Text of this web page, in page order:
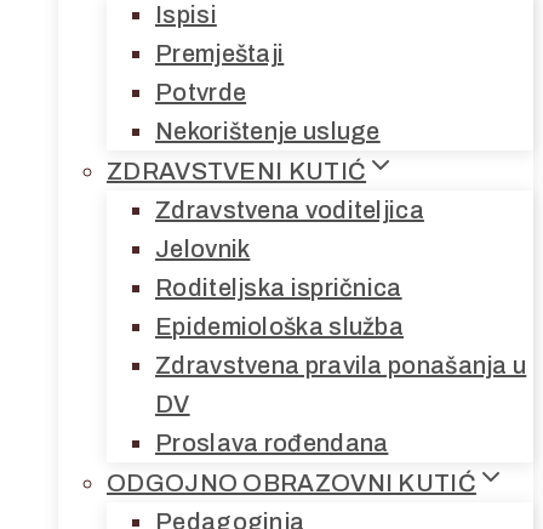
Ispisi
Premještaji
Potvrde
Nekorištenje usluge
ZDRAVSTVENI KUTIĆ
Zdravstvena voditeljica
Jelovnik
Roditeljska ispričnica
Epidemiološka služba
Zdravstvena pravila ponašanja u
DV
Proslava rođendana
ODGOJNO OBRAZOVNI KUTIĆ
Pedagoginja